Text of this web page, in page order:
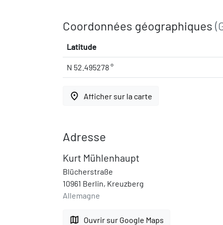
Coordonnées géographiques
Latitude
N 52.495278 °
place Afficher sur la carte
Adresse
Kurt Mühlenhaupt
Blücherstraße
10961 Berlin, Kreuzberg
Allemagne
map Ouvrir sur Google Maps